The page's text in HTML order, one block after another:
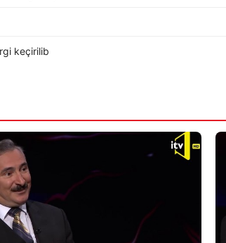
keçirilib